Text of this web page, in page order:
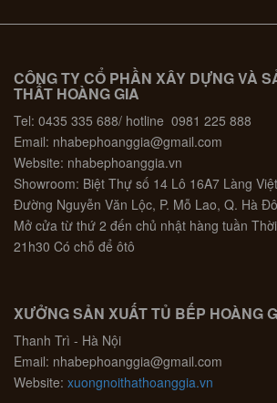
CÔNG TY CỔ PHẦN XÂY DỰNG VÀ
THẤT HOÀNG GIA
Tel: 0435 335 688/ hotline 0981 225 888
Email: nhabephoanggia@gmail.com
Website: nhabephoanggia.vn
Showroom: Biệt Thự số 14 Lô 16A7 Làng
Đường Nguyễn Văn Lộc, P. Mỗ Lao, Q. Hà
Mở cửa từ thứ 2 đến chủ nhật hàng tuần
21h30 Có chỗ để ôtô
XƯỞNG SẢN XUẤT TỦ BẾP HOÀNG
Thanh Trì - Hà Nội
Email: nhabephoanggia@gmail.com
Website: xuongnoithathoanggia.vn